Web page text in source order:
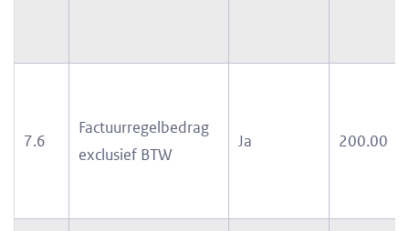
7.6
Factuurregelbedrag
exclusief BTW
Ja 200.00